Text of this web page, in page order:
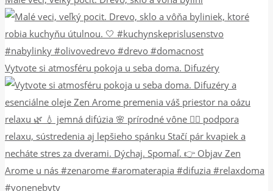
Vytvote si atmosféru pokoja u seba doma. Difuzéry